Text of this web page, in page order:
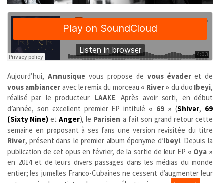
Aujourd’hui, Amnusique vous propose de vous évader et de
vous ambiancer avec le remix du morceau « River » du duo Ibeyi,
réalisé par le producteur LAAKE. Après avoir sorti, en début
d’année, son excellent premier EP intitulé « 69 » (Shiver, 69
(Sixty Nine) etAnger), le Parisien a fait son grand retour cette
semaine en proposant à ses fans une version revisitée du titre
River, présent dans le premier album éponyme d’Ibeyi. Depuis la
publication de cet opus en février, de la sortie de leur EP « Oya »
en 2014 et de leurs divers passages dans les médias du monde
entier; les jumelles Franco-Cubaines ne cessent d’augmenter leur